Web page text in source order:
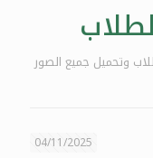
وتحميل جميع الصور
04/11/2025